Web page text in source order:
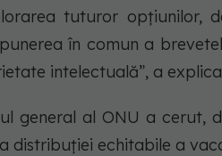
tuturor opțiunilor,
în comun a
intelectuală”, a
general al ONU a cerut,
distribuției echitabile a